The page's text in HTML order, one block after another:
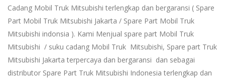
Cadang Mobil Truk Mitsubishi terlengkap dan bergaransi ( Spare
Part Mobil Truk Mitsubishi Jakarta / Spare Part Mobil Truk
Mitsubishi indonsia ). Kami Menjual spare part Mobil Truk
Mitsubishi / suku cadang Mobil Truk Mitsubishi, Spare part Truk
Mitsubishi Jakarta terpercaya dan bergaransi dan sebagai
distributor Spare Part Truk Mitsubishi Indonesia terlengkap dan